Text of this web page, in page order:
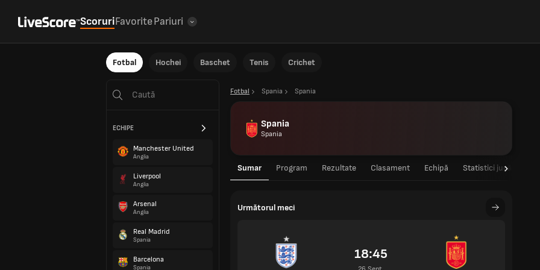
ScoruriFavoritePariuri
Fotbal Hochei Baschet Tenis Crichet
ECHIPE
Manchester United
Anglia
Liverpool
Anglia
Arsenal
Anglia
Real Madrid
Spania
Barcelona
Spania
Fotbal Spania Spania
Spania
Spania
Sumar Program Rezultate Clasament Echipă Statistici jucători
Următorul meci
18:45